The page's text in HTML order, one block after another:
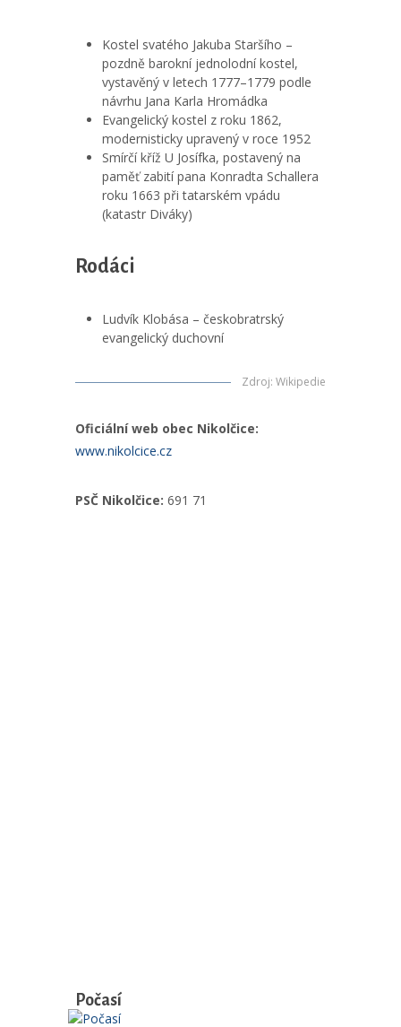
Kostel svatého Jakuba Staršího –
pozdně barokní jednolodní kostel,
vystavěný v letech 1777–1779 podle
návrhu Jana Karla Hromádka
Evangelický kostel z roku 1862,
modernisticky upravený v roce 1952
Smírčí kříž U Josífka, postavený na
paměť zabití pana Konradta Schallera
roku 1663 při tatarském vpádu
(katastr Diváky)
Rodáci
Ludvík Klobása – českobratrský
evangelický duchovní
Zdroj: Wikipedie
Oficiální web obec Nikolčice:
www.nikolcice.cz
PSČ Nikolčice: 691 71
Počasí